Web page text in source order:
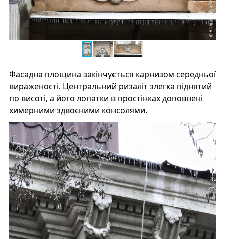
Фасадна площина закінчується карнизом середньої
вираженості. Центральний ризаліт злегка піднятий
по висоті, а його лопатки в простінках доповнені
химерними здвоєними консолями.